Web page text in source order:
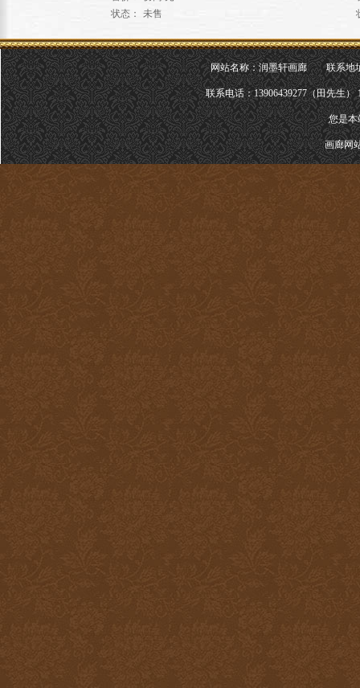
状态：
未售
网站名称：润墨轩画廊联系地址
联系电话：13906439277（田先生
您是本
画廊网